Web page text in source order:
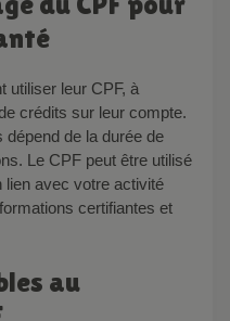
crédits sur leur compte.
dépend de la durée de
Le CPF peut être utilisé
lien avec votre activité
certifiantes et